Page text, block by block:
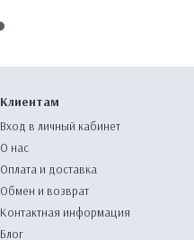
Клиентам
Вход в личный кабинет
О нас
Оплата и доставка
Обмен и возврат
Контактная информация
Блог